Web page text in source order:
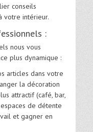
conseils
votre intérieur.
:
nous vous
plus dynamique :
articles dans votre
la décoration
attractif (café, bar,
de détente
et gagner en